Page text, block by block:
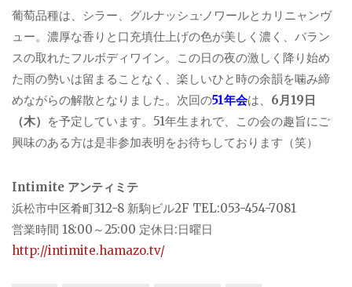
葡萄品種は、シラー、グルナッシュ·ノワールとカリニャンヴ
ュー。濃厚な香りと口充填仕上げの色が美しく濃く、バラン
スの取れたフルボディワイン。この日の夜の激しく降り始め
た雨の勢いは留まることなく、楽しいひと時の余韻を噛み締
めながらの解散となりました。次回の51年会は、 6月19日
（木） を予定しています。51年生まれで、この会の趣旨にご
興味のある方は是非参加表明をお待ちしております（笑）
Intimite アンティミテ
浜松市中区肴町312-8 新駒ビル2F TEL:053-454-7081
営業時間 18:00～25:00 定休日:日曜日
http://intimite.hamazo.tv/